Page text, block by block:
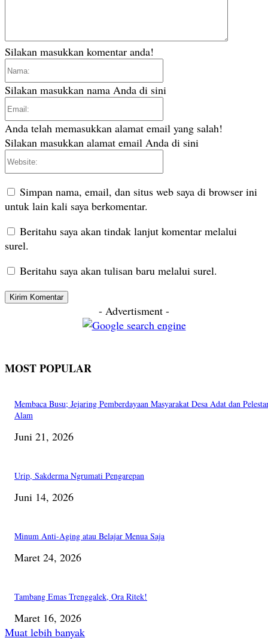
Silakan masukkan komentar anda!
Silakan masukkan nama Anda di sini
Anda telah memasukkan alamat email yang salah!
Silakan masukkan alamat email Anda di sini
Simpan nama, email, dan situs web saya di browser ini
untuk lain kali saya berkomentar.
Beritahu saya akan tindak lanjut komentar melalui
surel.
Beritahu saya akan tulisan baru melalui surel.
- Advertisment -
MOST POPULAR
Membaca Busu; Jejaring Pemberdayaan Masyarakat Desa Adat dan
Alam
Juni 21, 2026
Urip, Sakderma Ngrumati Pengarepan
Juni 14, 2026
Minum Anti-Aging atau Belajar Menua Saja
Maret 24, 2026
Tambang Emas Trenggalek, Ora Ritek!
Maret 16, 2026
Muat lebih banyak